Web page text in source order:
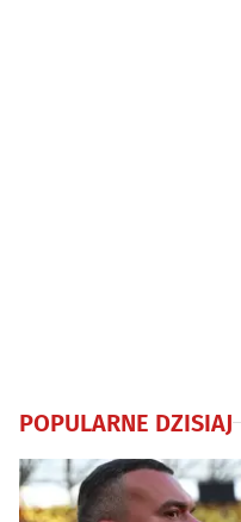
POPULARNE DZISIAJ